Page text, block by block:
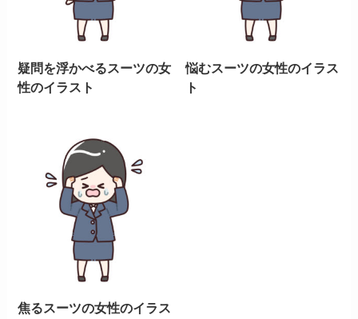
疑問を浮かべるスーツの女
性のイラスト
悩むスーツの女性のイラス
ト
焦るスーツの女性のイラス